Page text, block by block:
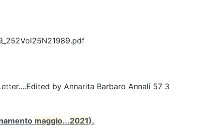
by Annarita Barbaro Annali 57 3
maggio...2021).